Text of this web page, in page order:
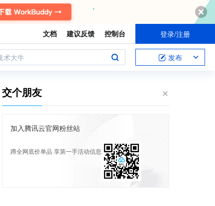
文档 建议反馈 控制台 登录/注册
术大牛 发布
交个朋友
加入腾讯云官网粉丝站
蹲全网底价单品 享第一手活动信息